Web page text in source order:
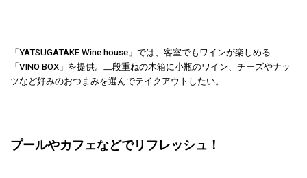
「YATSUGATAKE Wine house」では、客室でもワインが楽しめる
「VINO BOX」を提供。二段重ねの木箱に小瓶のワイン、チーズやナッ
ツなど好みのおつまみを選んでテイクアウトしたい。
プールやカフェなどでリフレッシュ！